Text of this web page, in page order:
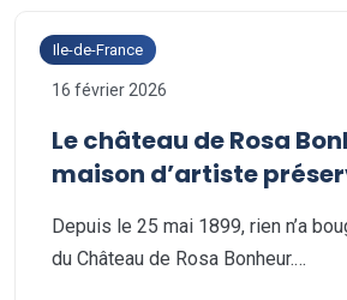
Ile-de-France
16 février 2026
Le château de Rosa
maison d’artiste
Depuis le 25 mai 1899, rien n’a
du Château de Rosa Bonheur.…